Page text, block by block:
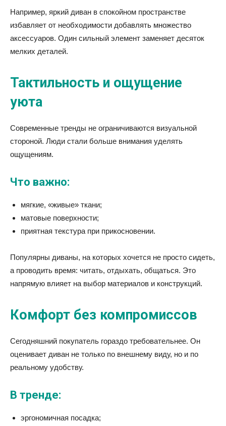
Например, яркий диван в спокойном пространстве
избавляет от необходимости добавлять множество
аксессуаров. Один сильный элемент заменяет десяток
мелких деталей.
Тактильность и ощущение
уюта
Современные тренды не ограничиваются визуальной
стороной. Люди стали больше внимания уделять
ощущениям.
Что важно:
мягкие, «живые» ткани;
матовые поверхности;
приятная текстура при прикосновении.
Популярны диваны, на которых хочется не просто сидеть,
а проводить время: читать, отдыхать, общаться. Это
напрямую влияет на выбор материалов и конструкций.
Комфорт без компромиссов
Сегодняшний покупатель гораздо требовательнее. Он
оценивает диван не только по внешнему виду, но и по
реальному удобству.
В тренде:
эргономичная посадка;